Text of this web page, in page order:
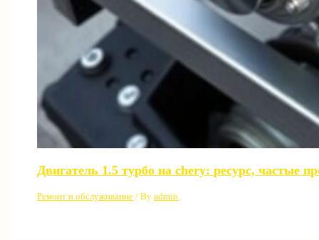
Двигатель 1.5 турбо на chery: ресурс, частые
Ремонт и обслуживание / Byadmin